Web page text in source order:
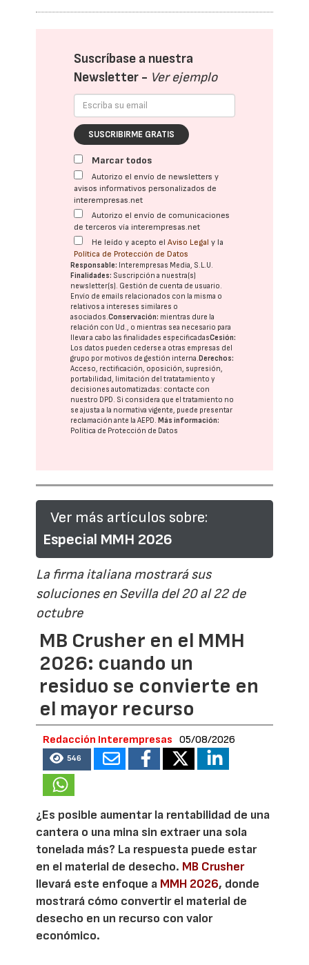
Suscríbase a nuestra
Newsletter - Ver ejemplo
SUSCRIBIRME GRATIS
Marcar todos
Autorizo el envío de newsletters y
avisos informativos personalizados de
interempresas.net
Autorizo el envío de comunicaciones
de terceros vía interempresas.net
He leído y acepto elAviso Legal y la
Política de Protección de Datos
Responsable: Interempresas Media, S.L.U.
Finalidades: Suscripción a nuestra(s)
newsletter(s). Gestión de cuenta de usuario.
Envío de emails relacionados con la misma o
relativos a intereses similares o
asociados.Conservación: mientras dure la
relación con Ud., o mientras sea necesario para
llevar a cabo las finalidades especificadasCesión:
Los datos pueden cederse a otras empresas del
grupo por motivos de gestión interna.Derechos:
Acceso, rectificación, oposición, supresión,
portabilidad, limitación del tratatamiento y
decisiones automatizadas: contacte con
nuestro DPD. Si considera que el tratamiento no
se ajusta a la normativa vigente, puede presentar
reclamación ante laAEPD.Más información:
Política de Protección de Datos
Ver más artículos sobre:
Especial MMH 2026
La firma italiana mostrará sus
soluciones en Sevilla del 20 al 22 de
octubre
MB Crusher en el MMH
2026: cuando un
residuo se convierte en
el mayor recurso
Redacción Interempresas 05/08/2026
546
¿Es posible aumentar la rentabilidad de una
cantera o una mina sin extraer una sola
tonelada más? La respuesta puede estar
en el material de desecho. MB Crusher
llevará este enfoque a MMH 2026, donde
mostrará cómo convertir el material de
desecho en un recurso con valor
económico.